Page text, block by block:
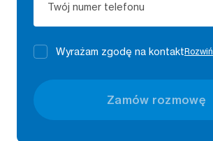
Twój numer telefonu
Wyrażam zgodę na kontaktRozwiń
Zamów rozmowę